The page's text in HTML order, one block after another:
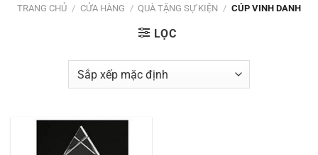
TRANG CHỦ / CỬA HÀNG / QUÀ TẶNG SỰ KIỆN / CÚP VINH DANH
LỌC